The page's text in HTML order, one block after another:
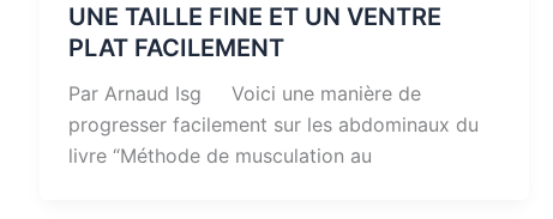
UNE TAILLE FINE ET UN VENTRE
PLAT FACILEMENT
Par Arnaud Isg Voici une manière de
progresser facilement sur les abdominaux du
livre “Méthode de musculation au